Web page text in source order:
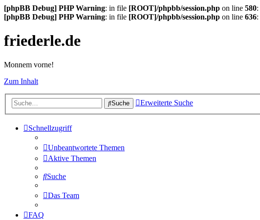
[phpBB Debug] PHP Warning: in file [ROOT]/phpbb/session.php on line 580:
[phpBB Debug] PHP Warning: in file [ROOT]/phpbb/session.php on line 636:
friederle.de
Monnem vorne!
Zum Inhalt
Suche Erweiterte Suche
Schnellzugriff
Unbeantwortete Themen
Aktive Themen
Suche
Das Team
FAQ